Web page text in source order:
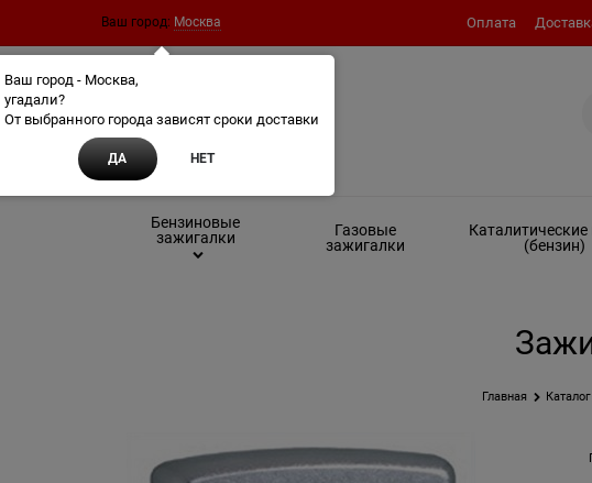
Ваш город: Москва Оплата
Бензиновые
зажигалки
Газовые
зажигалки
Каталитические
(бензин)
Главная Каталог
Ваш город - Москва,
угадали?
От выбранного города зависят сроки доставки
ДА НЕТ